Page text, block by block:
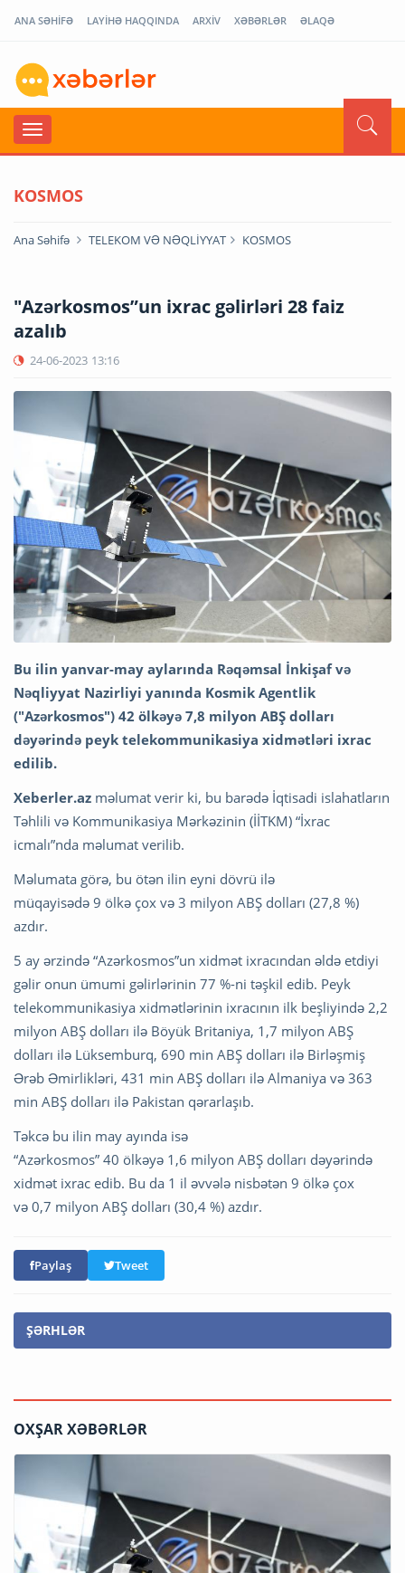
ANA SƏHİFƏ LAYİHƏ HAQQINDA ARXİV XƏBƏRLƏR ƏLAQƏ
KOSMOS
Ana Səhifə TELEKOM VƏ NƏQLİYYAT KOSMOS
"Azərkosmos”un ixrac gəlirləri 28 faiz
azalıb
24-06-2023 13:16
Bu ilin yanvar-may aylarında Rəqəmsal İnkişaf və
Nəqliyyat Nazirliyi yanında Kosmik Agentlik
("Azərkosmos") 42 ölkəyə 7,8 milyon ABŞ dolları
dəyərində peyk telekommunikasiya xidmətləri ixrac
edilib.
Xeberler.az məlumat verir ki, bu barədə İqtisadi islahatların
Təhlili və Kommunikasiya Mərkəzinin (İİTKM) “İxrac
icmalı”nda məlumat verilib.
Məlumata görə, bu ötən ilin eyni dövrü ilə
müqayisədə 9 ölkə çox və 3 milyon ABŞ dolları (27,8 %)
azdır.
5 ay ərzində “Azərkosmos”un xidmət ixracından əldə etdiyi
gəlir onun ümumi gəlirlərinin 77 %-ni təşkil edib. Peyk
telekommunikasiya xidmətlərinin ixracının ilk beşliyində 2,2
milyon ABŞ dolları ilə Böyük Britaniya, 1,7 milyon ABŞ
dolları ilə Lüksemburq, 690 min ABŞ dolları ilə Birləşmiş
Ərəb Əmirlikləri, 431 min ABŞ dolları ilə Almaniya və 363
min ABŞ dolları ilə Pakistan qərarlaşıb.
Təkcə bu ilin may ayında isə
“Azərkosmos” 40 ölkəyə 1,6 milyon ABŞ dolları dəyərində
xidmət ixrac edib. Bu da 1 il əvvələ nisbətən 9 ölkə çox
və 0,7 milyon ABŞ dolları (30,4 %) azdır.
Paylaş Tweet
ŞƏRHLƏR
OXŞAR XƏBƏRLƏR